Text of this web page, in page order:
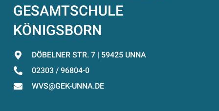
GESAMTSCHULE
KÖNIGSBORN
DÖBELNER STR. 7 | 59425 UNNA
02303 / 96804-0
WVS@GEK-UNNA.DE